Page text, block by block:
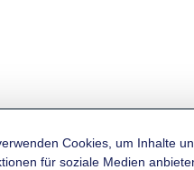
Cookies, um Inhalte
für soziale Medien